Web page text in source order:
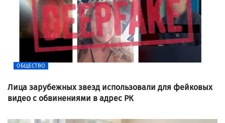
ОБЩЕСТВО
Лица зарубежных звезд использовали для фейковых
видео с обвинениями в адрес РК